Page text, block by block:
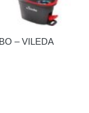
– VILEDA